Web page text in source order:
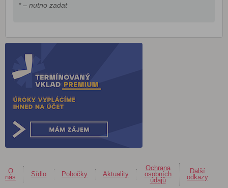
* – nutno zadat
O
nás
Sídlo Pobočky Aktuality
Ochrana
osobních
údajů
Další
odkazy